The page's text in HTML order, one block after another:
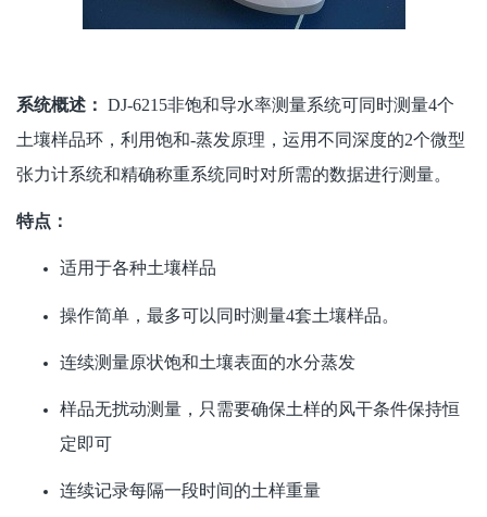
系统概述： DJ-6215非饱和导水率测量系统可同时测量4个
土壤样品环，利用饱和-蒸发原理，运用不同深度的2个微型
张力计系统和精确称重系统同时对所需的数据进行测量。
特点：
适用于各种土壤样品
操作简单，最多可以同时测量4套土壤样品。
连续测量原状饱和土壤表面的水分蒸发
样品无扰动测量，只需要确保土样的风干条件保持恒
定即可
连续记录每隔一段时间的土样重量